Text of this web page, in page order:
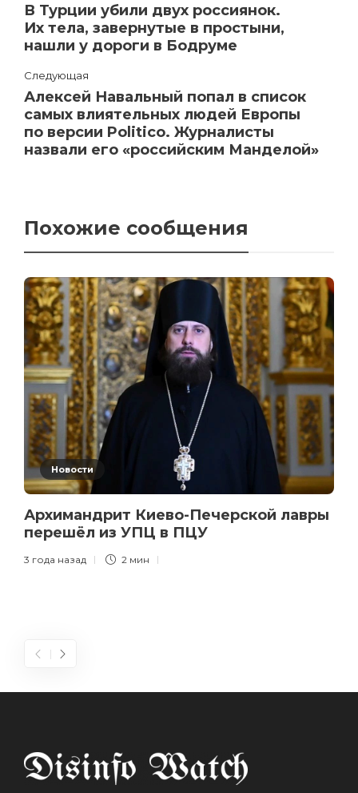
В Турции убили двух россиянок.
Их тела, завернутые в простыни,
нашли у дороги в Бодруме
Следующая
Алексей Навальный попал в список
самых влиятельных людей Европы
по версии Politico. Журналисты
назвали его «российским Манделой»
Похожие сообщения
Новости
Архимандрит Киево-Печерской лавры
перешёл из УПЦ в ПЦУ
3 года назад 2 мин